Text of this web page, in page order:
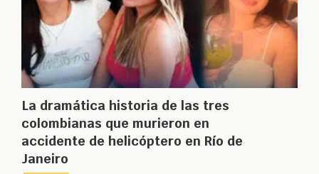
La dramática historia de las tres
colombianas que murieron en
accidente de helicóptero en Río de
Janeiro